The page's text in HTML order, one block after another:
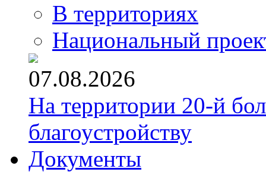
В территориях
Национальный
07.08.2026
На территории 20-й
благоустройству
Документы